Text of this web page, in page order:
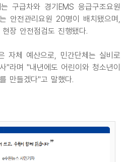
구급차와 경기EMS 응급구조요원
안전관리요원 20명이 배치됐으며,
장 안전점검도 진행됐다.
자체 예산으로, 민간단체는 실비로
"라며 "내년에도 어린이와 청소년이
만들겠다"고 말했다.